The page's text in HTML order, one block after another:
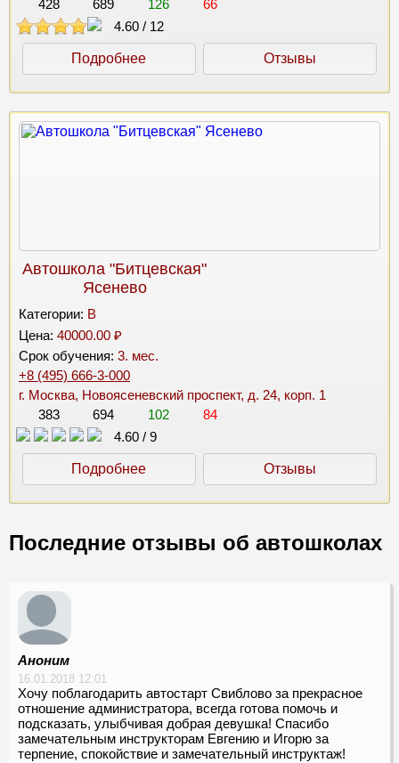
428
689 126
66
4.60 / 12
Подробнее Отзывы
Автошкола "Битцевская"
Ясенево
Категории: B
Цена: 40000.00 ₽
Срок обучения: 3. мес.
+8 (495) 666-3-000
г. Москва, Новоясеневский проспект, д. 24, корп. 1
383
694 102
84
4.60 / 9
Подробнее Отзывы
Последние отзывы об автошколах
Аноним
16.01.2018 12:01
Хочу поблагодарить автостарт Свиблово за прекрасное
отношение администратора, всегда готова помочь и
подсказать, улыбчивая добрая девушка! Спасибо
замечательным инструкторам Евгению и Игорю за
терпение, спокойствие и замечательный инструктаж!